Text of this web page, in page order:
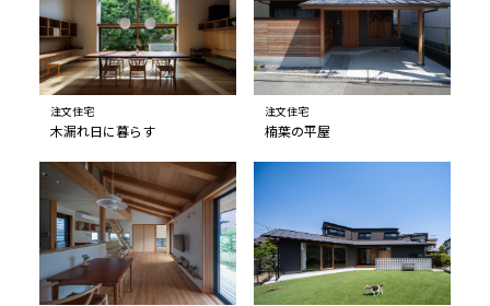
注文住宅
木漏れ日に暮らす
注文住宅
楠葉の平屋